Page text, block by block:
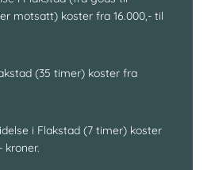
motsatt) koster fra 16.000,- til
(35 timer) koster fra
i Flakstad (7 timer) koster
kroner.